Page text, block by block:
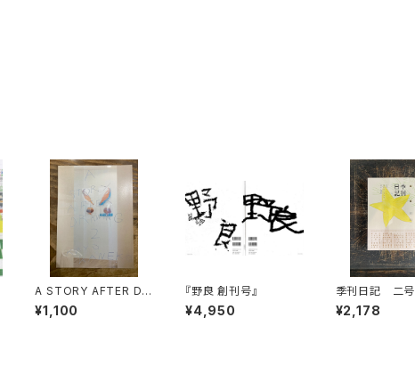
A STORY AFTER DR
AWING 2
¥1,100
『野良 創刊号』
¥4,950
季刊日記 二号
¥2,178